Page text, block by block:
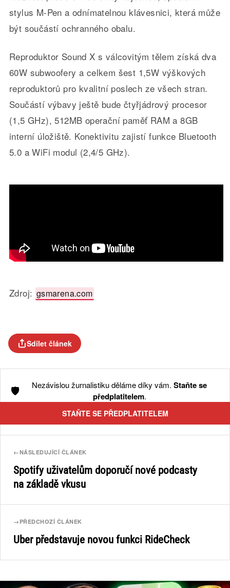
stylus M-Pen a odnímatelnou klávesnici, která může
být součástí ochranného obalu.
Reproduktor Sound X s válcovitým tělem získá dva
60W subwoofery a celkem šest 1,5W výškových
reproduktorů pro kvalitní poslech ze všech stran.
Součástí výbavy ještě bude čtyřjádrový procesor
(1,5 GHz), 512MB operační paměť RAM a 8GB
interní úložiště. Konektivitu zajistí funkce Bluetooth
5.0 a WiFi modul (2,4/5 GHz).
Zdroj: gsmarena.com
Sdílet článek
🛡️ Nezávislou žurnalistiku děláme díky vám. Staňte se
předplatitelem.
STAŇTE SE PŘEDPLATITELEM
←NÁSLEDUJÍCÍ ČLÁNEK
Spotify uživatelům doporučí nové podcasty
na základě vkusu
→ PŘEDCHOZÍ ČLÁNEK
Uber představuje novou funkci RideCheck